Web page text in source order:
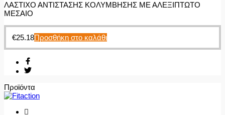
ΛΑΣΤΙΧΟ ΑΝΤΙΣΤΑΣΗΣ ΚΟΛΥΜΒΗΣΗΣ ΜΕ ΑΛΕΞΙΠΤΩΤΟ
ΜΕΣΑΙΟ
€25.18Προσθήκη στο καλάθι
Προϊόντα